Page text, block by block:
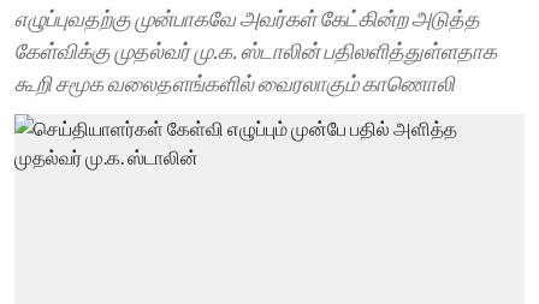
எழுப்புவதற்கு முன்பாகவே அவர்கள் கேட்கின்ற அடுத்த
கேள்விக்கு முதல்வர் மு.க. ஸ்டாலின் பதிலளித்துள்ளதாக
கூறி சமூக வலைதளங்களில் வைரலாகும் காணொலி